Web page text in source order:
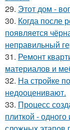
29. Этот дом -
30. Когда после
появляется
неправильный
31. Ремонт
материалов и
32. На стройке
недооценивают.
33. Процесс
плиткой -